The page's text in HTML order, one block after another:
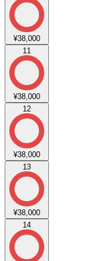
¥38,000
11
¥38,000
12
¥38,000
13
¥38,000
14